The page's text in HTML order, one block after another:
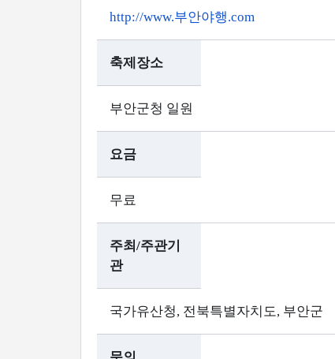
http://www.부안야행.com
축제장소
부안군청 일원
요금
무료
주최/주관기
관
국가유산청, 전북특별자치도, 부안군